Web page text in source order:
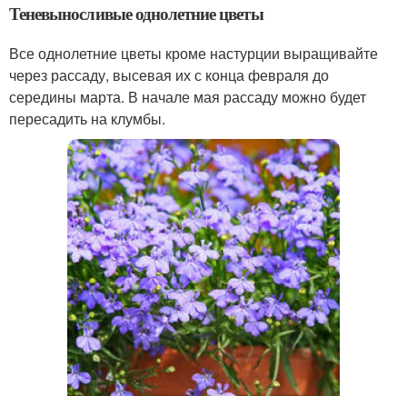
Теневыносливые однолетние цветы
Все однолетние цветы кроме настурции выращивайте
через рассаду, высевая их с конца февраля до
середины марта. В начале мая рассаду можно будет
пересадить на клумбы.